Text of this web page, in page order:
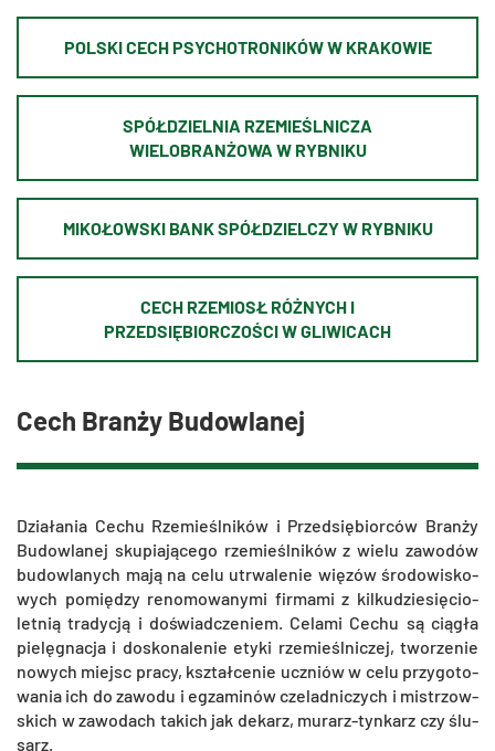
Cech Branży Budowlanej
Dzia­ła­nia Cechu Rze­mieśl­ni­ków i Przed­się­bior­ców Bran­ży
Bu­dow­la­nej sku­pia­ją­ce­go rze­mieśl­ni­ków z wielu za­wo­dów
bu­dow­la­nych mają na celu utrwa­le­nie wię­zów śro­do­wi­sko­
wych po­mię­dzy re­no­mo­wa­ny­mi fir­ma­mi z kil­ku­dzie­się­cio­
let­nią tra­dy­cją i do­świad­cze­niem. Ce­la­mi Cechu są cią­gła
pie­lę­gna­cja i do­sko­na­le­nie etyki rze­mieśl­ni­czej, two­rze­nie
no­wych miejsc pracy, kształ­ce­nie uczniów w celu przy­go­to­
wa­nia ich do za­wo­du i eg­za­mi­nów cze­lad­ni­czych i mi­strzow­
skich w za­wo­dach ta­kich jak de­karz, mu­rarz-tyn­karz czy ślu­
sarz.
POLSKI CECH PSYCHOTRONIKÓW W KRAKOWIE
SPÓŁDZIELNIA RZEMIEŚLNICZA
WIELOBRANŻOWA W RYBNIKU
MIKOŁOWSKI BANK SPÓŁDZIELCZY W RYBNIKU
CECH RZEMIOSŁ RÓŻNYCH I
PRZEDSIĘBIORCZOŚCI W GLIWICACH